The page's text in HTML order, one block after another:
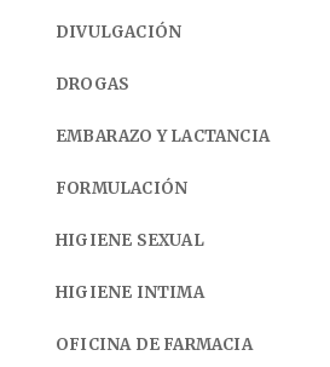
DIVULGACIÓN
DROGAS
EMBARAZO Y LACTANCIA
FORMULACIÓN
HIGIENE SEXUAL
HIGIENE INTIMA
OFICINA DE FARMACIA